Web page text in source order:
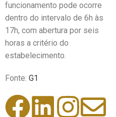
funcionamento pode ocorre
dentro do intervalo de 6h às
17h, com abertura por seis
horas a critério do
estabelecimento.
Fonte: G1